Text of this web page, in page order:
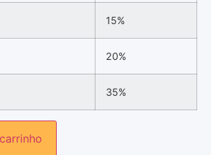
15%
20%
35%